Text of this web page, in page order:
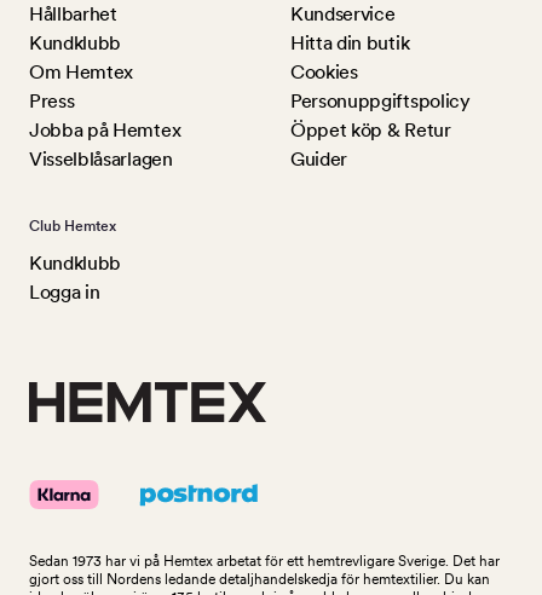
Hållbarhet
Kundklubb
Om Hemtex
Press
Jobba på Hemtex
Visselblåsarlagen
Kundservice
Hitta din butik
Cookies
Personuppgiftspolicy
Öppet köp & Retur
Guider
Club Hemtex
Kundklubb
Logga in
Sedan 1973 har vi på Hemtex arbetat för ett hemtrevligare Sverige. Det har
gjort oss till Nordens ledande detaljhandelskedja för hemtextilier. Du kan